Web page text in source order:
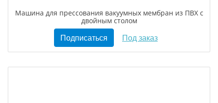
Машина для прессования вакуумных мембран из ПВХ c
двойным столом
Подписаться Под заказ